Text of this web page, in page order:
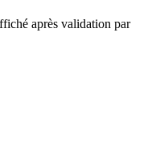
après validation par